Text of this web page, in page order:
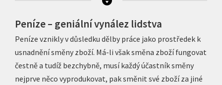
Peníze – geniální vynález lidstva
Peníze vznikly v důsledku dělby práce jako prostředek k
usnadnění směny zboží. Má-li však směna zboží fungovat
čestně a tudíž bezchybně, musí každý účastník směny
nejprve něco vyprodukovat, pak směnit své zboží za jiné